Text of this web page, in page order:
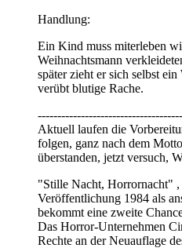
Handlung:
Ein Kind muss miterleben
Weihnachtsmann
später zieht er sich selbst
verübt blutige Rache.
Aktuell laufen die
folgen, ganz nach dem
überstanden, jetzt versuch,
"Stille Nacht, Horrornacht" ,
Veröffentlichung 1984 als
bekommt eine zweite
Das Horror-Unternehmen
Rechte an der Neuauflage